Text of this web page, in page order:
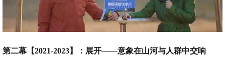
第二幕【2021-2023】：展开——意象在山河与人群中交响